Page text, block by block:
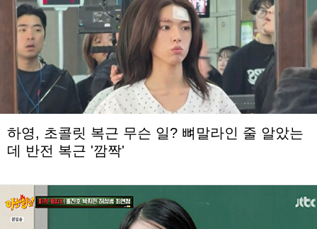
하영, 초콜릿 복근 무슨 일? 뼈말라인 줄 알았는
데 반전 복근 '깜짝'